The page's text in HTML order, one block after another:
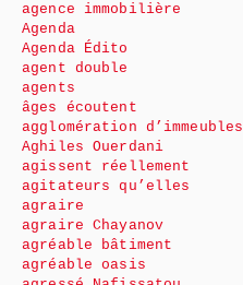
agence immobilière
Agenda
Agenda Édito
agent double
agents
âges écoutent
agglomération d’immeubles
Aghiles Ouerdani
agissent réellement
agitateurs qu’elles
agraire
agraire Chayanov
agréable bâtiment
agréable oasis